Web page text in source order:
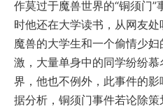
作莫过于魔兽世界的“铜须门
时他还在大学读书，从网友
魔兽的大学生和一个偷情少
激，大量单身中的同学纷纷
界，他也不例外，此事件的
据分析，铜须门事件若论除